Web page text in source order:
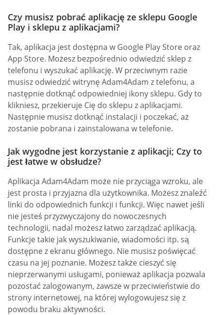
Czy musisz pobrać aplikację ze sklepu Google
Play i sklepu z aplikacjami?
Tak, aplikacja jest dostępna w Google Play Store oraz
App Store. Możesz bezpośrednio odwiedzić sklep z
telefonu i wyszukać aplikację. W przeciwnym razie
musisz odwiedzić witrynę Adam4Adam z telefonu, a
następnie dotknąć odpowiedniej ikony sklepu. Gdy to
klikniesz, przekieruje Cię do sklepu z aplikacjami.
Następnie musisz dotknąć instalacji i poczekać, aż
zostanie pobrana i zainstalowana w telefonie.
Jak wygodne jest korzystanie z aplikacji; Czy to
jest łatwe w obsłudze?
Aplikacja Adam4Adam może nie przyciąga wzroku, ale
jest prosta i przyjazna dla użytkownika. Możesz znaleźć
linki do odpowiednich funkcji i funkcji. Więc nawet jeśli
nie jesteś przyzwyczajony do nowoczesnych
technologii, nadal możesz łatwo zarządzać aplikacją.
Funkcje takie jak wyszukiwanie, wiadomości itp. są
dostępne z ekranu głównego. Nie musisz poświęcać
czasu na jej poznanie. Możesz także cieszyć się
nieprzerwanymi usługami, ponieważ aplikacja pozwala
pozostać zalogowanym, zawsze w przeciwieństwie do
strony internetowej, na której wylogowujesz się z
powodu braku aktywności.